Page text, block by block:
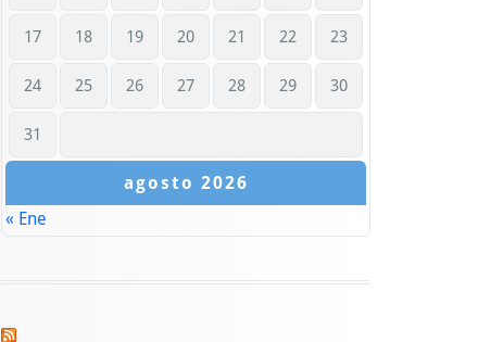
agosto 2026
17 18 19 20 21 22 23
24 25 26 27 28 29 30
31
« Ene